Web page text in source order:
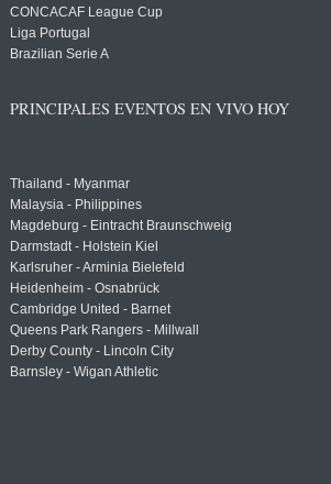
CONCACAF League Cup
Liga Portugal
Brazilian Serie A
PRINCIPALES EVENTOS EN VIVO HOY
Thailand - Myanmar
Malaysia - Philippines
Magdeburg - Eintracht Braunschweig
Darmstadt - Holstein Kiel
Karlsruher - Arminia Bielefeld
Heidenheim - Osnabrück
Cambridge United - Barnet
Queens Park Rangers - Millwall
Derby County - Lincoln City
Barnsley - Wigan Athletic